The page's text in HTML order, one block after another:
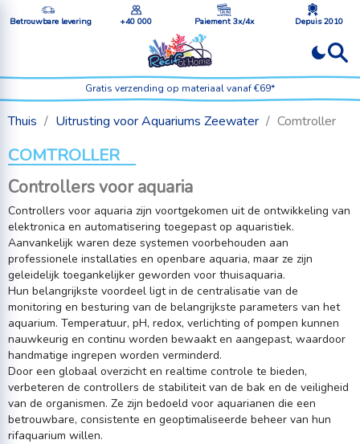
Betrouwbare levering +40 000 Paiement 3x/4x Depuis 2010
Gratis verzending op materiaal vanaf €69*
Thuis Uitrusting voor Aquariums Zeewater Comtroller
COMTROLLER
Controllers voor aquaria
Controllers voor aquaria zijn voortgekomen uit de ontwikkeling van
elektronica en automatisering toegepast op aquaristiek.
Aanvankelijk waren deze systemen voorbehouden aan
professionele installaties en openbare aquaria, maar ze zijn
geleidelijk toegankelijker geworden voor thuisaquaria.
Hun belangrijkste voordeel ligt in de centralisatie van de
monitoring en besturing van de belangrijkste parameters van het
aquarium. Temperatuur, pH, redox, verlichting of pompen kunnen
nauwkeurig en continu worden bewaakt en aangepast, waardoor
handmatige ingrepen worden verminderd.
Door een globaal overzicht en realtime controle te bieden,
verbeteren de controllers de stabiliteit van de bak en de veiligheid
van de organismen. Ze zijn bedoeld voor aquarianen die een
betrouwbare, consistente en geoptimaliseerde beheer van hun
rifaquarium willen.